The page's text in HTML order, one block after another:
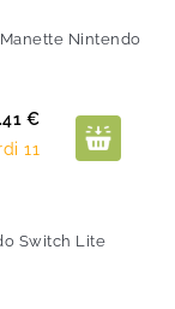
Nintendo
Prix
€
11
Switch Lite